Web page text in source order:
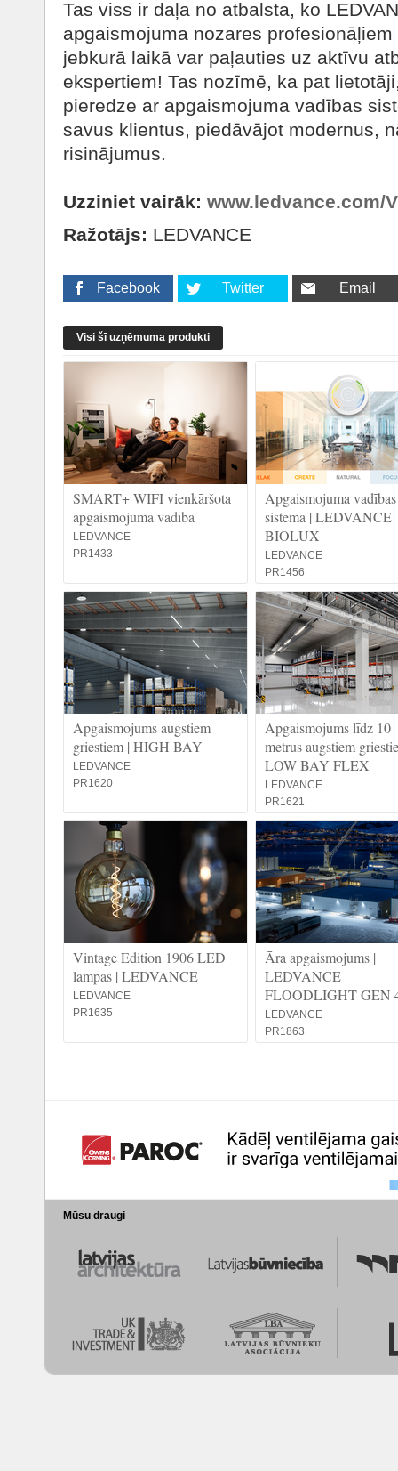
Tas viss ir daļa no atbalsta, ko
apgaismojuma nozares
jebkurā laikā var paļauties uz aktīvu
ekspertiem! Tas nozīmē, ka pat
pieredze ar apgaismojuma vadības
savus klientus, piedāvājot modernus,
risinājumus.
Uzziniet vairāk: www.ledvance.com/
Ražotājs: LEDVANCE
Facebook Twitter Email
Visi šī uzņēmuma produkti
SMART+ WIFI vienkāršota
apgaismojuma vadība
LEDVANCE
PR1433
Apgaismojuma vadības
sistēma | LEDVANCE
BIOLUX
LEDVANCE
PR1456
Apgaismojums augstiem
griestiem | HIGH BAY
LEDVANCE
PR1620
Apgaismojums līdz 10
metrus augstiem
LOW BAY FLEX
LEDVANCE
PR1621
Vintage Edition 1906 LED
lampas | LEDVANCE
LEDVANCE
PR1635
Āra apgaismojums |
LEDVANCE
FLOODLIGHT GEN
LEDVANCE
PR1863
Mūsu draugi